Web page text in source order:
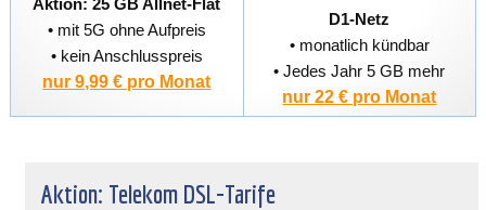
Aktion: 25 GB Allnet-Flat
• mit 5G ohne Aufpreis
• kein Anschlusspreis
nur 9,99 € pro Monat
D1-Netz
• monatlich kündbar
• Jedes Jahr 5 GB mehr
nur 22 € pro Monat
Aktion: Telekom DSL-Tarife